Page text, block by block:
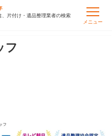
、片付け・遺品整理業者の検索
メニュー
フ